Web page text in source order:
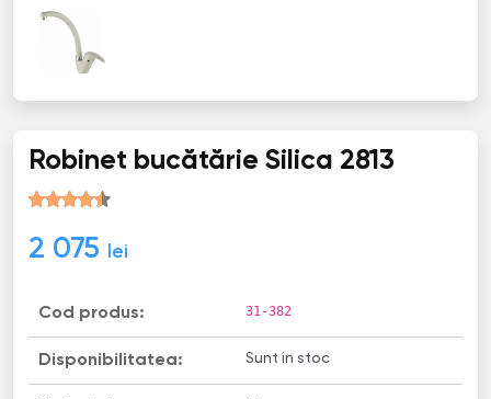
Robinet bucătărie Silica 2813
2 075 lei
Cod produs: 31-382
Disponibilitatea: Sunt in stoc